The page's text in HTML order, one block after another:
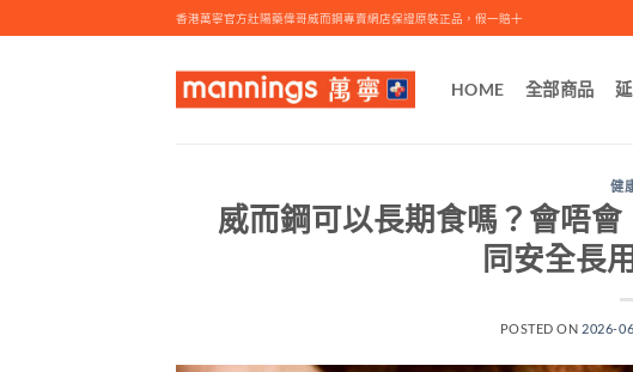
to
香港萬寧官方壯陽藥偉哥威而鋼專賣網店保證原裝正品，假一賠十
HOME 全部商品
健
威而鋼可以長期食嗎？會唔
同安全長
POSTED ON 2026-